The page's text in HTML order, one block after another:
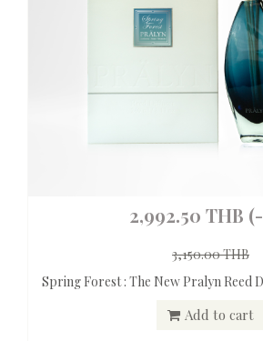
2,992.50 THB
3,150.00 THB
Spring Forest : The New Pralyn Reed
Add to cart